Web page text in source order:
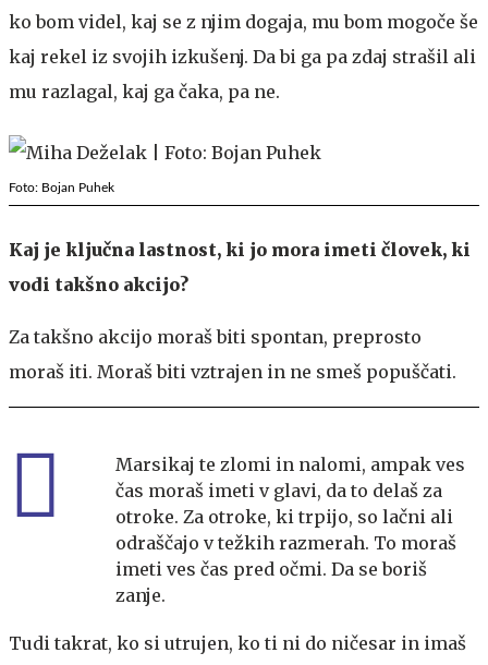
ko bom videl, kaj se z njim dogaja, mu bom mogoče še
kaj rekel iz svojih izkušenj. Da bi ga pa zdaj strašil ali
mu razlagal, kaj ga čaka, pa ne.
Foto: Bojan Puhek
Kaj je ključna lastnost, ki jo mora imeti človek, ki
vodi takšno akcijo?
Za takšno akcijo moraš biti spontan, preprosto
moraš iti. Moraš biti vztrajen in ne smeš popuščati.
Marsikaj te zlomi in nalomi, ampak ves
čas moraš imeti v glavi, da to delaš za
otroke. Za otroke, ki trpijo, so lačni ali
odraščajo v težkih razmerah. To moraš
imeti ves čas pred očmi. Da se boriš
zanje.
Tudi takrat, ko si utrujen, ko ti ni do ničesar in imaš